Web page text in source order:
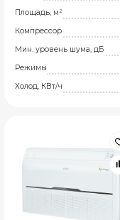
Площадь, м²
Компрессор
Мин. уровень шума, дБ
Режимы
Холод, КВт/ч